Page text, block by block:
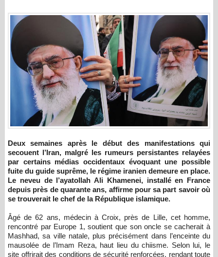
Deux semaines après le début des manifestations qui
secouent l’Iran, malgré les rumeurs persistantes relayées
par certains médias occidentaux évoquant une possible
fuite du guide suprême, le régime iranien demeure en place.
Le neveu de l’ayatollah Ali Khamenei, installé en France
depuis près de quarante ans, affirme pour sa part savoir où
se trouverait le chef de la République islamique.
Âgé de 62 ans, médecin à Croix, près de Lille, cet homme,
rencontré par Europe 1, soutient que son oncle se cacherait à
Mashhad, sa ville natale, plus précisément dans l’enceinte du
mausolée de l’Imam Reza, haut lieu du chiisme. Selon lui, le
site offrirait des conditions de sécurité renforcées, rendant toute